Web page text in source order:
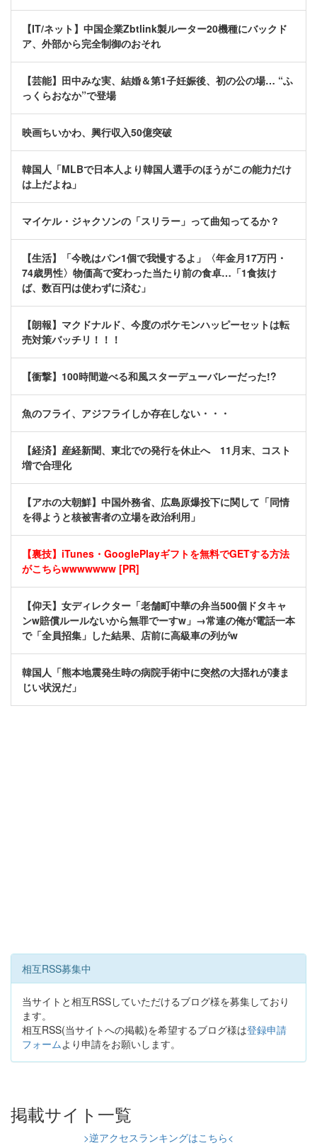
【IT/ネット】中国企業Zbtlink製ルーター20機種にバックド
ア、外部から完全制御のおそれ
【芸能】田中みな実、結婚＆第1子妊娠後、初の公の場… “ふ
っくらおなか”で登場
映画ちいかわ、興行収入50億突破
韓国人「MLBで日本人より韓国人選手のほうがこの能力だけ
は上だよね」
マイケル・ジャクソンの「スリラー」って曲知ってるか？
【生活】「今晩はパン1個で我慢するよ」〈年金月17万円・
74歳男性〉物価高で変わった当たり前の食卓…「1食抜け
ば、数百円は使わずに済む」
【朗報】マクドナルド、今度のポケモンハッピーセットは転
売対策バッチリ！！！
【衝撃】100時間遊べる和風スターデューバレーだった!?
魚のフライ、アジフライしか存在しない・・・
【経済】産経新聞、東北での発行を休止へ 11月末、コスト
増で合理化
【アホの大朝鮮】中国外務省、広島原爆投下に関して「同情
を得ようと核被害者の立場を政治利用」
【裏技】iTunes・GooglePlayギフトを無料でGETする方法
がこちらwwwwwww [PR]
【仰天】女ディレクター「老舗町中華の弁当500個ドタキャ
ンw賠償ルールないから無罪でーすw」→常連の俺が電話一本
で「全員招集」した結果、店前に高級車の列がw
韓国人「熊本地震発生時の病院手術中に突然の大揺れが凄ま
じい状況だ」
相互RSS募集中
当サイトと相互RSSしていただけるブログ様を募集しており
ます。
相互RSS(当サイトへの掲載)を希望するブログ様は登録申請
フォームより申請をお願いします。
掲載サイト一覧
>逆アクセスランキングはこちら<